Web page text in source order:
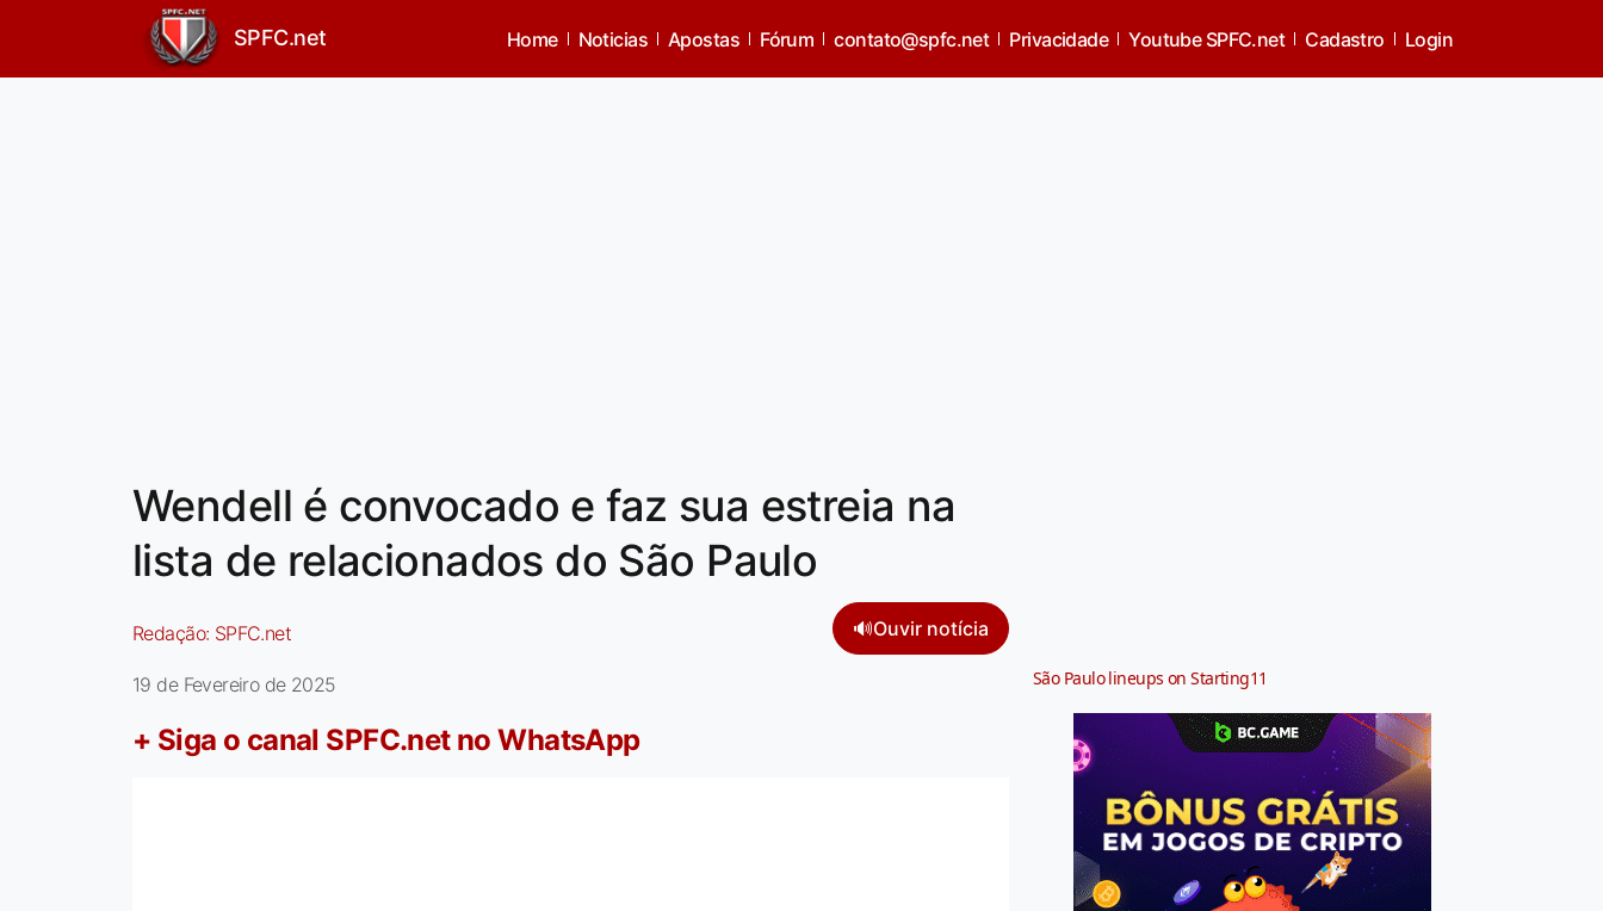
SPFC.net Home Noticias Apostas Fórum contato@spfc.net Privacidade Youtube SPFC.net Cadastro Login
Wendell é convocado e faz sua estreia na
lista de relacionados do São Paulo
Redação: SPFC.net 🔊Ouvir notícia
19 de Fevereiro de 2025
+ Siga o canal SPFC.net no WhatsApp
São Paulo lineups on Starting11